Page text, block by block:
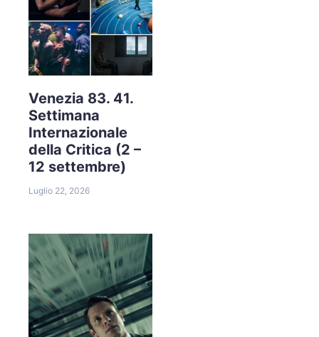
Venezia 83. 41.
Settimana
Internazionale
della Critica (2 –
12 settembre)
Luglio 22, 2026